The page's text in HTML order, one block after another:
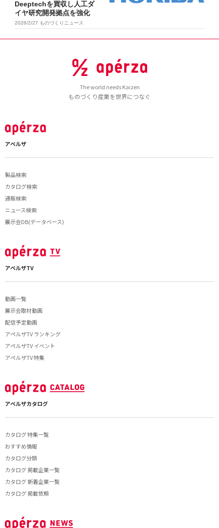
Deeptechを買収し人工ダ
イヤ研究開発拠点を強化
2026/2/27 ものづくりニュース
The world needs Kaizen
ものづくり産業を世界につなぐ
アペルザ
製品検索
カタログ検索
通販検索
ニュース検索
展示会DB(データベース)
アペルザTV
動画一覧
展示会取材動画
配信予定動画
アペルザTV ランキング
アペルザTV イベント
アペルザTV 特集
アペルザカタログ
カタログ 特集一覧
おすすめ情報
カタログ分類
カタログ 掲載企業一覧
カタログ 新着企業一覧
カタログ 掲載依頼